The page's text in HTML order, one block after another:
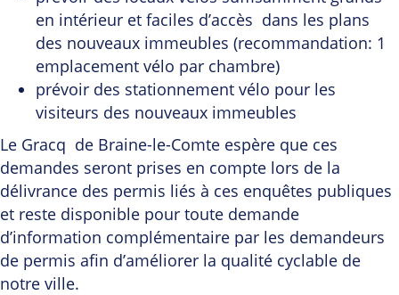
en intérieur et faciles d’accès dans les plans
des nouveaux immeubles (recommandation: 1
emplacement vélo par chambre)
prévoir des stationnement vélo pour les
visiteurs des nouveaux immeubles
Le Gracq de Braine-le-Comte espère que ces
demandes seront prises en compte lors de la
délivrance des permis liés à ces enquêtes publiques
et reste disponible pour toute demande
d’information complémentaire par les demandeurs
de permis afin d’améliorer la qualité cyclable de
notre ville.